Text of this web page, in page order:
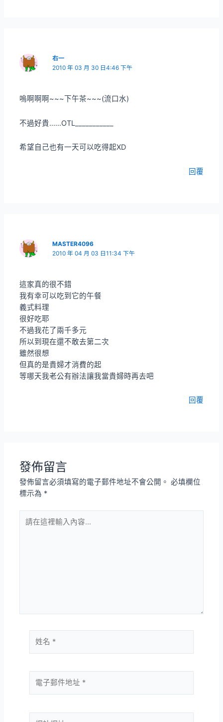
右一
2010 年 03 月 30 日4:46 下午
嗚啊啊啊~~~下午茶~~~(流口水)
不過好貴……OTL___________
希望自己也有一天可以吃得起XD
回覆
MASTER4096
2010 年 04 月 03 日11:34 下午
這家真的很不錯
我有幸可以吃到它的午餐
義式料理
很好吃耶
不過我花了兩千多元
所以到現在還不敢去第二次
雖然很想
但真的是貴婦才消費的起
等哪天我老公有辦法讓我當貴婦時再去吧
回覆
發佈留言
發佈留言必須填寫的電子郵件地址不會公開。 必填欄位
標示為 *
在
名
子
件